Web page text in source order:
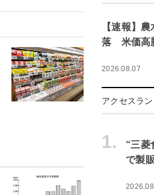
【速報】
落 米価高
2026.08.07
アクセスラ
1.
“三
で製